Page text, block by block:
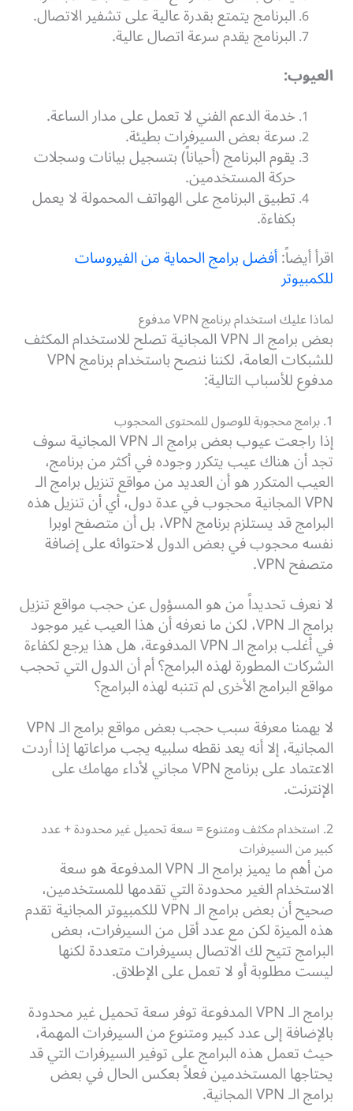
البرنامج يتمتع بقدرة عالية على تشفير الاتصال.
البرنامج يقدم سرعة اتصال عالية.
العيوب:
خدمة الدعم الفني لا تعمل على مدار الساعة.
سرعة بعض السيرفرات بطيئة.
يقوم البرنامج (أحياناً) بتسجيل بيانات وسجلات
حركة المستخدمين.
تطبيق البرنامج على الهواتف المحمولة لا يعمل
بكفاءة.
اقرأ أيضاً:أفضل برامج الحماية من الفيروسات
للكمبيوتر
لماذا عليك استخدام برنامج VPN مدفوع
بعض برامج الـ VPN المجانية تصلح للاستخدام المكثف
للشبكات العامة، لكننا ننصح باستخدام برنامج VPN
مدفوع للأسباب التالية:
1. برامج محجوبة للوصول للمحتوى المحجوب
إذا راجعت عيوب بعض برامج الـ VPN المجانية سوف
تجد أن هناك عيب يتكرر وجوده في أكثر من برنامج،
العيب المتكرر هو أن العديد من مواقع تنزيل برامج الـ
VPN المجانية محجوب في عدة دول، أي أن تنزيل هذه
البرامج قد يستلزم برنامج VPN، بل أن متصفح اوبرا
نفسه محجوب في بعض الدول لاحتوائه على إضافة
متصفح VPN.
لا نعرف تحديداً من هو المسؤول عن حجب مواقع تنزيل
برامج الـ VPN، لكن ما نعرفه أن هذا العيب غير موجود
في أغلب برامج الـ VPN المدفوعة، هل هذا يرجع لكفاءة
الشركات المطورة لهذه البرامج؟ أم أن الدول التي تحجب
مواقع البرامج الأخرى لم تتنبه لهذه البرامج؟
لا يهمنا معرفة سبب حجب بعض مواقع برامج الـ VPN
المجانية، إلا أنه يعد نقطه سلبيه يجب مراعاتها إذا أردت
الاعتماد على برنامج VPN مجاني لأداء مهامك على
الإنترنت.
2. استخدام مكثف ومتنوع = سعة تحميل غير محدودة + عدد
كبير من السيرفرات
من أهم ما يميز برامج الـ VPN المدفوعة هو سعة
الاستخدام الغير محدودة التي تقدمها للمستخدمين،
صحيح أن بعض برامج الـ VPN للكمبيوتر المجانية تقدم
هذه الميزة لكن مع عدد أقل من السيرفرات، بعض
البرامج تتيح لك الاتصال بسيرفرات متعددة لكنها
ليست مطلوبة أو لا تعمل على الإطلاق.
برامج الـ VPN المدفوعة توفر سعة تحميل غير محدودة
بالإضافة إلى عدد كبير ومتنوع من السيرفرات المهمة،
حيث تعمل هذه البرامج على توفير السيرفرات التي قد
يحتاجها المستخدمين فعلاً بعكس الحال في بعض
برامج الـ VPN المجانية.